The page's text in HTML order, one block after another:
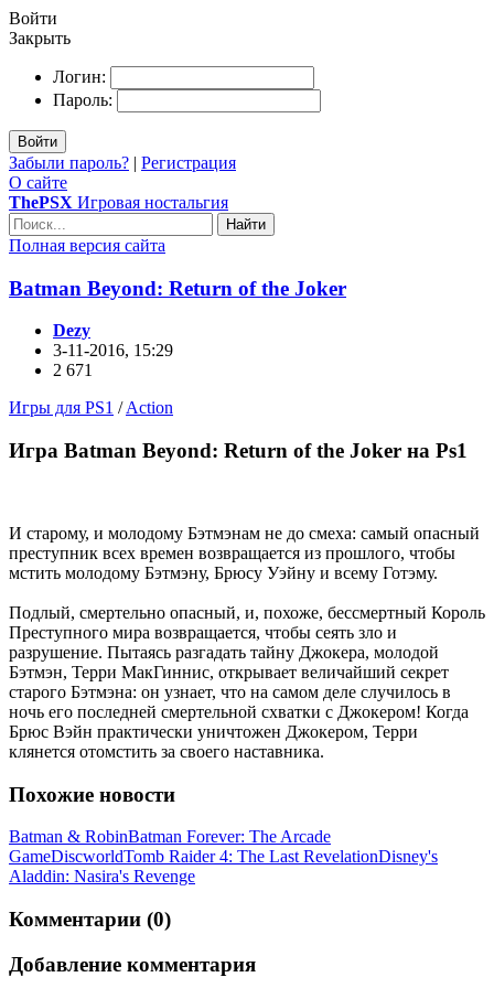
Войти
Закрыть
Логин:
Пароль:
Войти
Забыли пароль? | Регистрация
О сайте
ThePSX Игровая ностальгия
Найти
Полная версия сайта
Batman Beyond: Return of the Joker
Dezy
3-11-2016, 15:29
2 671
Игры для PS1 /Action
Игра Batman Beyond: Return of the Joker на Ps1
И старому, и молодому Бэтмэнам не до смеха: самый опасный
преступник всех времен возвращается из прошлого, чтобы
мстить молодому Бэтмэну, Брюсу Уэйну и всему Готэму.
Подлый, смертельно опасный, и, похоже, бессмертный Король
Преступного мира возвращается, чтобы сеять зло и
разрушение. Пытаясь разгадать тайну Джокера, молодой
Бэтмэн, Терри МакГиннис, открывает величайший секрет
старого Бэтмэна: он узнает, что на самом деле случилось в
ночь его последней смертельной схватки с Джокером! Когда
Брюс Вэйн практически уничтожен Джокером, Терри
клянется отомстить за своего наставника.
Похожие новости
Batman & RobinBatman Forever: The Arcade
GameDiscworldTomb Raider 4: The Last RevelationDisney's
Aladdin: Nasira's Revenge
Комментарии (0)
Добавление комментария